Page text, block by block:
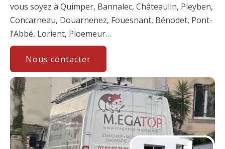
vous soyez à Quimper, Bannalec, Châteaulin, Pleyben,
Concarneau, Douarnenez, Fouesnant, Bénodet, Pont-
l’Abbé, Lorient, Ploemeur…
Nous contacter